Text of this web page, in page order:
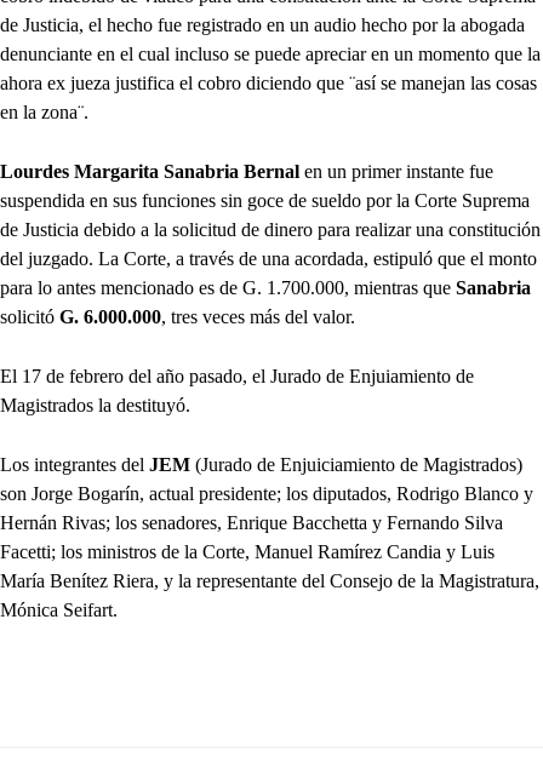
de Justicia, el hecho fue registrado en un audio hecho por la abogada
denunciante en el cual incluso se puede apreciar en un momento que la
ahora ex jueza justifica el cobro diciendo que ¨así se manejan las cosas
en la zona¨.
Lourdes Margarita Sanabria Bernal en un primer instante fue
suspendida en sus funciones sin goce de sueldo por la Corte Suprema
de Justicia debido a la solicitud de dinero para realizar una constitución
del juzgado. La Corte, a través de una acordada, estipuló que el monto
para lo antes mencionado es de G. 1.700.000, mientras que Sanabria
solicitó G. 6.000.000, tres veces más del valor.
El 17 de febrero del año pasado, el Jurado de Enjuiamiento de
Magistrados la destituyó.
Los integrantes del JEM (Jurado de Enjuiciamiento de Magistrados)
son Jorge Bogarín, actual presidente; los diputados, Rodrigo Blanco y
Hernán Rivas; los senadores, Enrique Bacchetta y Fernando Silva
Facetti; los ministros de la Corte, Manuel Ramírez Candia y Luis
María Benítez Riera, y la representante del Consejo de la Magistratura,
Mónica Seifart.